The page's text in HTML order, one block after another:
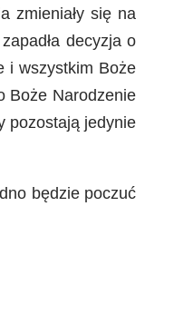
zmieniały się na
decyzja o
i wszystkim Boże
Boże Narodzenie
pozostają jedynie
będzie poczuć